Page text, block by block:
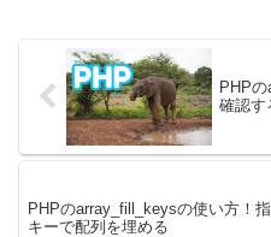
PHP
確認す
PHPのarray_fill_keysの使い方！
キーで配列を埋める